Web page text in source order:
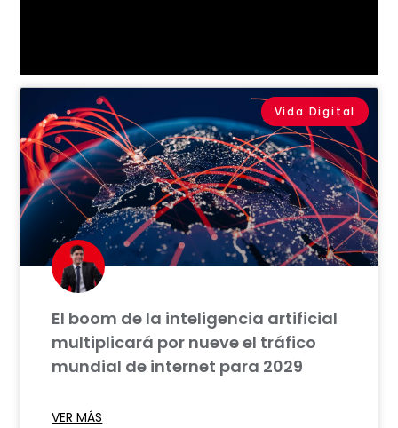
Vida Digital
El boom de la inteligencia artificial
multiplicará por nueve el tráfico
mundial de internet para 2029
VER MÁS